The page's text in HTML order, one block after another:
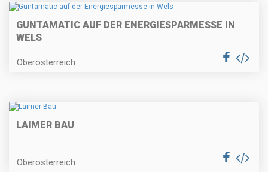
GUNTAMATIC AUF DER ENERGIESPARMESSE IN
WELS
Oberösterreich
LAIMER BAU
Oberösterreich